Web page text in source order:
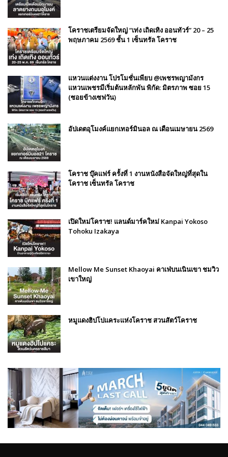
โคราชเตรียมจัดใหญ่ “เท่ง เถิดเทิง ออนทัวร์” 20 – 25
พฤษภาคม 2569 ชั้น 1 เซ็นทรัล โคราช
แหวนแต่งงาน โปรโมชั่นเพียบ @เพชรพญามังกร
แหวนเพชรมีเริ่มต้นหลักพัน พิกัด: มิตรภาพ ซอย 15
(ซอยข้างเซฟวัน)
อัปเดตอุโมงค์แยกเทอร์มินอล ณ เดือนเมษายน 2569
โคราช บุ๊คแฟร์​ ครั้งที่​ 1 งานหนังสือจัดใหญ่ที่สุดใน
โคราช เซ็นทรัล โคราช
เปิดใหม่โคราช! แลนด์มาร์คใหม่ Kanpai Yokoso
Tohoku Izakaya
Mellow Me Sunset Khaoyai คาเฟ่บนเนินเขา ชมวิว
เขาใหญ่
หมูแดงฮิปโปแคระแห่งโคราช สวนสัตว์โคราช